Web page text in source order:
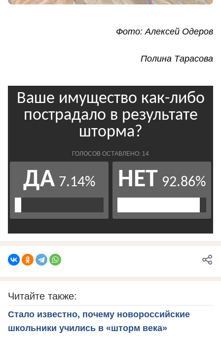
Фото: Алексей Одеров
Полина Тарасова
Читайте также:
Стало известно, почему новороссийские
школьники учились в «шторм века»